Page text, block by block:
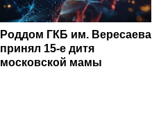
Роддом ГКБ им. Вересаева
принял 15-е дитя
московской мамы